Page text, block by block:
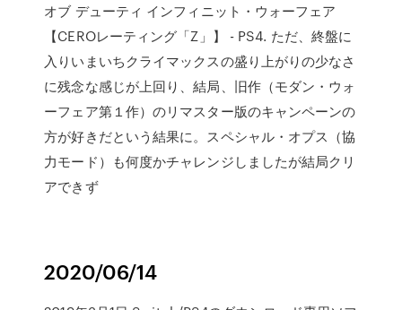
オブ デューティ インフィニット・ウォーフェア
【CEROレーティング「Z」】 - PS4. ただ、終盤に
入りいまいちクライマックスの盛り上がりの少なさ
に残念な感じが上回り、結局、旧作（モダン・ウォ
ーフェア第１作）のリマスター版のキャンペーンの
方が好きだという結果に。スペシャル・オプス（協
力モード）も何度かチャレンジしましたが結局クリ
アできず
2020/06/14